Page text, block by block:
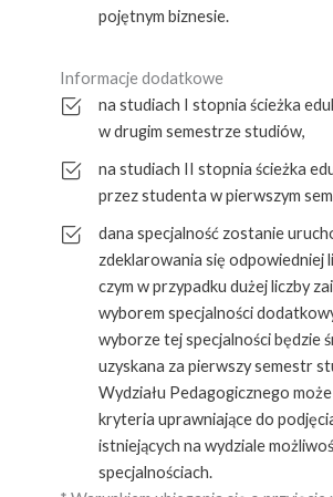
pojętnym biznesie.
Informacje dodatkowe
na studiach I stopnia ścieżka
w drugim semestrze studiów,
na studiach II stopnia ścieżka
przez studenta w pierwszym
dana specjalność zostanie
zdeklarowania się odpowiedniej
czym w przypadku dużej liczby
wyborem specjalności
wyborze tej specjalności będzie
uzyskana za pierwszy semestr
Wydziału Pedagogicznego
kryteria uprawniające do
istniejących na wydziale
specjalnościach.